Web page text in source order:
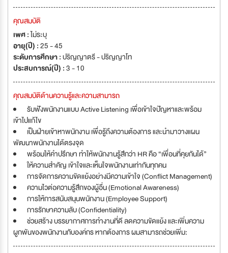
คุณสมบัติ
เพศ :ไม่ระบุ
อายุ(ปี) :25 - 45
ระดับการศึกษา :ปริญญาตรี - ปริญญาโท
ประสบการณ์(ปี) :3 - 10
คุณสมบัติด้านความรู้และความสามารถ
รับฟังพนักงานแบบ Active Listening เพื่อเข้าใจปัญหาและพร้อม
เข้าไปแก้ไข
เป็นฝ่ายเข้าหาพนักงาน เพื่อรู้ถึงความต้องการ และนำมาวางแผน
พัฒนาพนักงานได้ตรงจุด
พร้อมให้คำปรึกษา ทำให้พนักงานรู้สึกว่า HR คือ “เพื่อนที่คุยกันได้”
ให้ความสำคัญ เข้าใจและเห็นใจพนักงานเท่ากันทุกคน
การจัดการความขัดแย้งอย่างมีความเข้าใจ (Conflict Management)
ความไวต่อความรู้สึกของผู้อื่น (Emotional Awareness)
การให้การสนับสนุนพนักงาน (Employee Support)
การรักษาความลับ (Confidentiality)
ช่วยสร้าง บรรยากาศการทำงานที่ดี ลดความขัดแย้ง และเพิ่มความ
ผูกพันของพนักงานกับองค์กร หากต้องการ ผมสามารถช่วยเพิ่ม: